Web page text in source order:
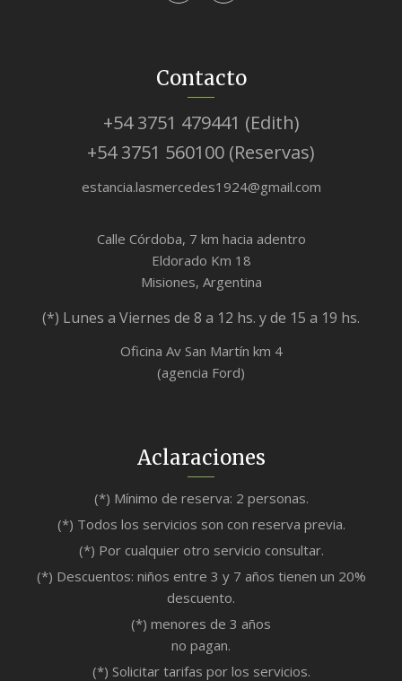
Contacto
+54 3751 479441 (Edith)
+54 3751 560100 (Reservas)
estancia.lasmercedes1924@gmail.com
Calle Córdoba, 7 km hacia adentro
Eldorado Km 18
Misiones, Argentina
(*) Lunes a Viernes de 8 a 12 hs. y de 15 a 19 hs.
Oficina Av San Martín km 4
(agencia Ford)
Aclaraciones
(*) Mínimo de reserva: 2 personas.
(*) Todos los servicios son con reserva previa.
(*) Por cualquier otro servicio consultar.
(*) Descuentos: niños entre 3 y 7 años tienen un 20%
descuento.
(*) menores de 3 años
no pagan.
(*) Solicitar tarifas por los servicios.